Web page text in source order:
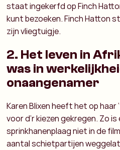
staat ingekerfd op Finch
kunt bezoeken. Finch Hatton
zijn vliegtuigje.
2. Het leven in
was in
onaangenamer
Karen Blixen heeft het op haar
voor d’r kiezen gekregen. Zo
sprinkhanenplaag niet in de
aantal schietpartijen